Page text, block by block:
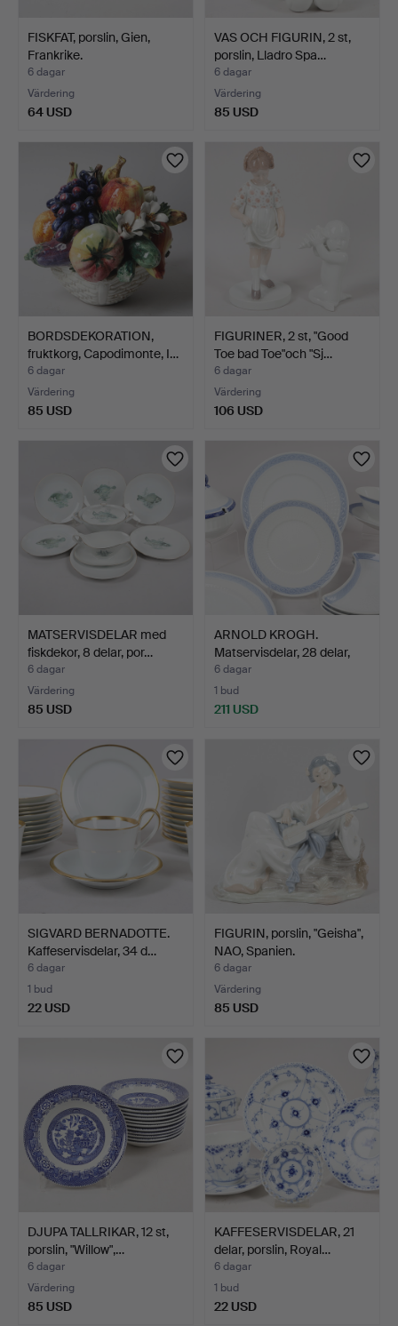
FISKFAT, porslin, Gien,
Frankrike.
6 dagar
Värdering
64 USD
VAS OCH FIGURIN, 2 st,
porslin, Lladro Spa…
6 dagar
Värdering
85 USD
BORDSDEKORATION,
fruktkorg, Capodimonte, I…
6 dagar
Värdering
85 USD
FIGURINER, 2 st, "Good
Toe bad Toe"och "Sj…
6 dagar
Värdering
106 USD
MATSERVISDELAR med
fiskdekor, 8 delar, por…
6 dagar
Värdering
85 USD
ARNOLD KROGH.
Matservisdelar, 28 delar,
po…
6 dagar
1 bud
211 USD
SIGVARD BERNADOTTE.
Kaffeservisdelar, 34 d…
6 dagar
1 bud
22 USD
FIGURIN, porslin, "Geisha",
NAO, Spanien.
6 dagar
Värdering
85 USD
DJUPA TALLRIKAR, 12 st,
porslin, "Willow",…
6 dagar
Värdering
85 USD
KAFFESERVISDELAR, 21
delar, porslin, Royal…
6 dagar
1 bud
22 USD